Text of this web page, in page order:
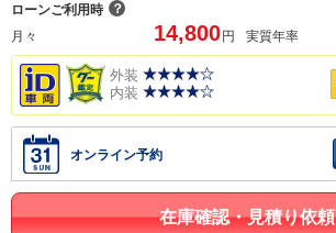
ローンご利用時 ？
月々
14,800 円 実質年率
外装
内装
オンライン予約
在庫確認・見積り依頼